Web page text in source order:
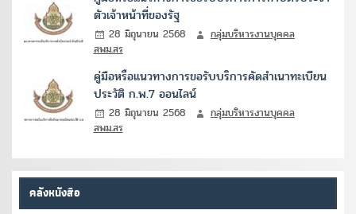
ตัวเจ้าหน้าที่ของรัฐ
28 มิถุนายน 2568
กลุ่มบริหารงานบุคคล
สพม.สร
คู่มือหรือแนวทางการขอรับบริการคัดสำเนาทะเบียน
ประวัติ ก.พ.7 ออนไลน์
28 มิถุนายน 2568
กลุ่มบริหารงานบุคคล
สพม.สร
คลังหนังสือ